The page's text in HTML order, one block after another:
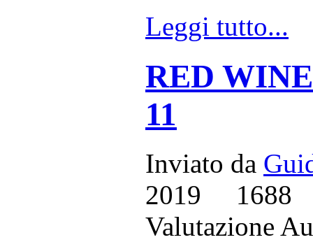
Leggi tutto...
RED
11
Inviato da
2019 1688
Valutazione